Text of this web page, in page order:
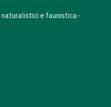
e faunistica-